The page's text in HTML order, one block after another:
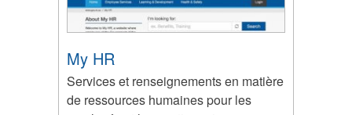
My HR
Services et renseignements en matière
de ressources humaines pour les